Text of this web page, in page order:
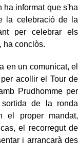
ha informat que s'ha
la celebració de la
per celebrar els
ha conclòs.
en un comunicat, el
acollir el Tour de
Prudhomme per
de la ronda
el proper mandat,
el recorregut de
i arrancarà des